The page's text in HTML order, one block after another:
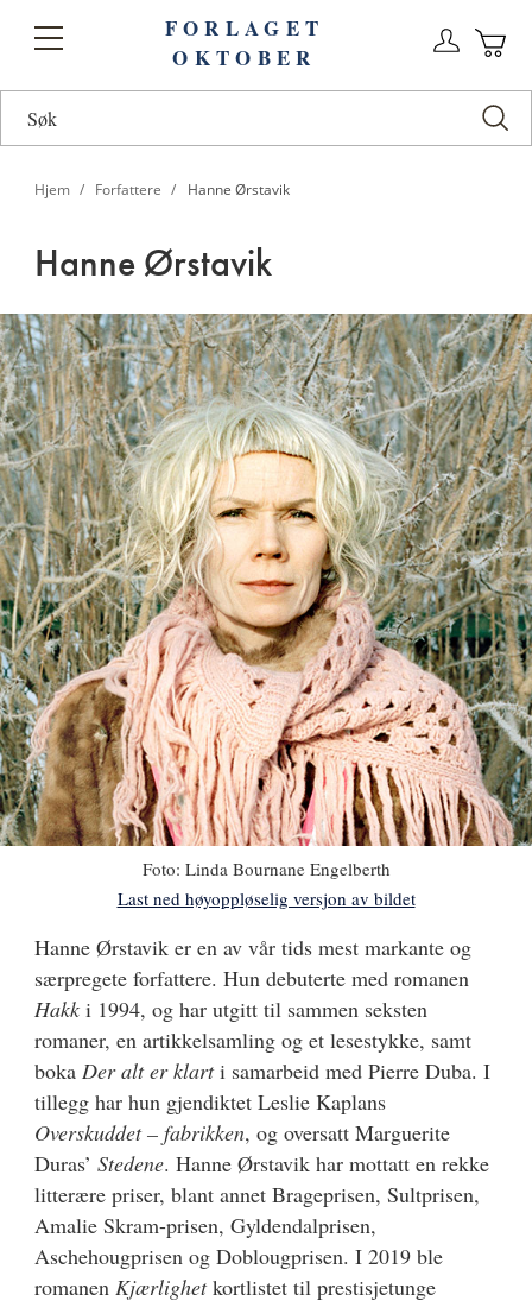
Toggle
FORLAGET
OKTOBER
Hjem Forfattere Hanne Ørstavik
Hanne Ørstavik
Foto: Linda Bournane Engelberth
Last ned høyoppløselig versjon av bildet
Hanne
Ørstavik
Hanne Ørstavik er en av vår tids mest markante og
særpregete forfattere. Hun debuterte med romanen
Hakk i 1994, og har utgitt til sammen seksten
romaner, en artikkelsamling og et lesestykke, samt
boka Der alt er klarti samarbeid med Pierre Duba. I
tillegg har hun gjendiktet Leslie Kaplans
Overskuddet – fabrikken, og oversatt Marguerite
Duras’ Stedene. Hanne Ørstavik har mottatt en rekke
litterære priser, blant annet Brageprisen, Sultprisen,
Amalie Skram-prisen, Gyldendalprisen,
Aschehougprisen og Doblougprisen. I 2019 ble
romanen Kjærlighetkortlistet til prestisjetunge